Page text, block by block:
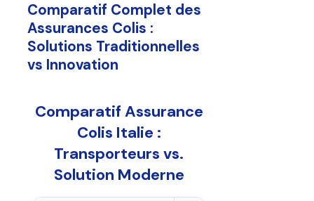
Comparatif Complet des
Assurances Colis :
Solutions Traditionnelles
vs Innovation
Comparatif Assurance
Colis Italie :
Transporteurs vs.
Solution Moderne